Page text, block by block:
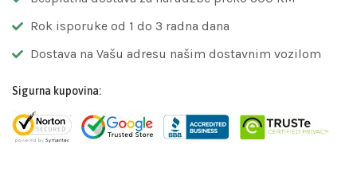
Rok isporuke od 1 do 3 radna dana
Dostava na Vašu adresu našim dostavnim vozilom
Sigurna kupovina: